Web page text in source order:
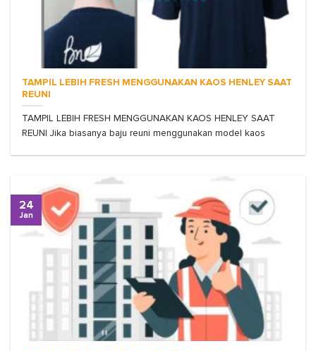
TAMPIL LEBIH FRESH MENGGUNAKAN KAOS HENLEY SAAT
REUNI
TAMPIL LEBIH FRESH MENGGUNAKAN KAOS HENLEY SAAT
REUNI Jika biasanya baju reuni menggunakan model kaos
24
Jan